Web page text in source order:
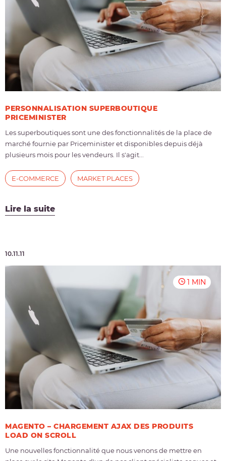
PERSONNALISATION SUPERBOUTIQUE
PRICEMINISTER
Les superboutiques sont une des fonctionnalités de la place de
marché fournie par Priceminister et disponibles depuis déjà
plusieurs mois pour les vendeurs. Il s'agit...
Lire la suite
E-COMMERCE MARKET PLACES
10.11.11
1 MIN
MAGENTO – CHARGEMENT AJAX DES PRODUITS
LOAD ON SCROLL
Une nouvelles fonctionnalité que nous venons de mettre en